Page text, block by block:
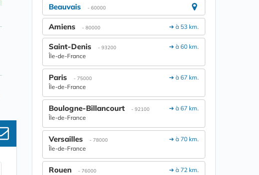
Beauvais - 60000
➔ à 53 km.
Amiens - 80000
➔ à 60 km.
Saint-Denis - 93200
Île-de-France
➔ à 67 km.
Paris - 75000
Île-de-France
➔ à 67 km.
Boulogne-Billancourt - 92100
Île-de-France
➔ à 70 km.
Versailles - 78000
Île-de-France
➔ à 72 km.
Rouen - 76000